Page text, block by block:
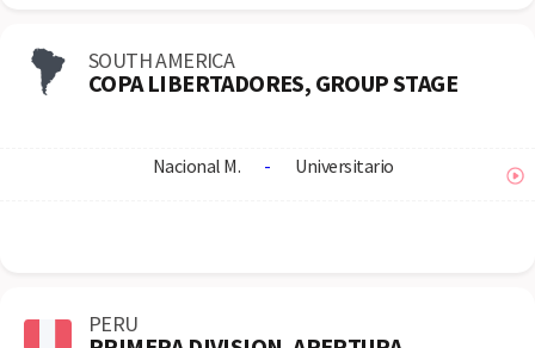
SOUTH AMERICA
COPA LIBERTADORES, GROUP STAGE
Nacional M. - Universitario
PERU